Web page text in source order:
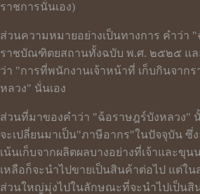
ราชการนั่นเอง)
ส่วนความหมายอย่างเป็นทางการ คำว่
ราชบัณฑิตยสถานทั้งฉบับ พ.ศ. ๒๕๒๕ แ
ว่า "การที่พนักงานเจ้าหน้าที่ เก็บกินจาก
หลวง" นั่นเอง
ส่วนที่มาของคำว่า "ฉ้อราษฎร์บังหลวง"
จะเปลี่ยนมาเป็น"ภาษีอากร"ในปัจจุบัน
เน้นเก็บจากผลิตผลบางอย่างที่เจ้าและขุ
เหลือก็จะนำไปขายเป็นสินค้าต่อไป แต่ใ
ส่วนใหญ่มุ่งไปในลักษณะที่จะนำไปเป็นสิ